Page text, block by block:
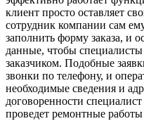
клиент просто оставляет
сотрудник компании сам
заполнить форму заказа, и
данные, чтобы специалисты
заказчиком. Подобные
звонки по телефону, и
необходимые сведения и
договоренности
проведет ремонтные